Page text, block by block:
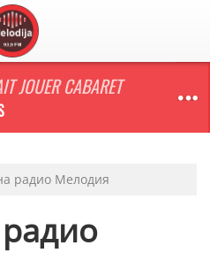
JOUER CABARET
радио Мелодия